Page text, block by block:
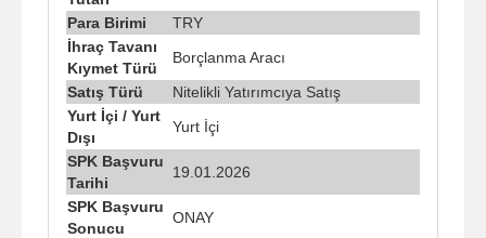
Para Birimi
TRY
İhraç Tavanı
Kıymet Türü
Borçlanma Aracı
Satış Türü
Nitelikli Yatırımcıya Satış
Yurt İçi / Yurt
Dışı
Yurt İçi
SPK Başvuru
Tarihi
19.01.2026
SPK Başvuru
Sonucu
ONAY